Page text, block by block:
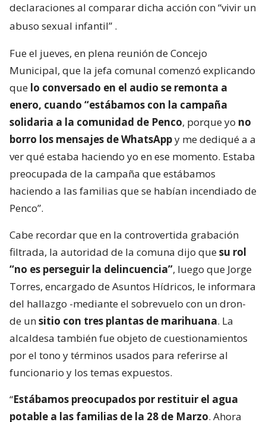
declaraciones al comparar dicha acción con “vivir un
abuso sexual infantil” .
Fue el jueves, en plena reunión de Concejo
Municipal, que la jefa comunal comenzó explicando
que lo conversado en el audio se remonta a
enero, cuando “estábamos con la campaña
solidaria a la comunidad de Penco, porque yo no
borro los mensajes de WhatsAppy me dediqué a a
ver qué estaba haciendo yo en ese momento. Estaba
preocupada de la campaña que estábamos
haciendo a las familias que se habían incendiado de
Penco”.
Cabe recordar que en la controvertida grabación
filtrada, la autoridad de la comuna dijo quesu rol
“no es perseguir la delincuencia”, luego que Jorge
Torres, encargado de Asuntos Hídricos, le informara
del hallazgo -mediante el sobrevuelo con un dron-
de unsitio con tres plantas de marihuana. La
alcaldesa también fue objeto de cuestionamientos
por el tono y términos usados para referirse al
funcionario y los temas expuestos.
“Estábamos preocupados por restituir el agua
potable a las familias de la 28 de Marzo. Ahora